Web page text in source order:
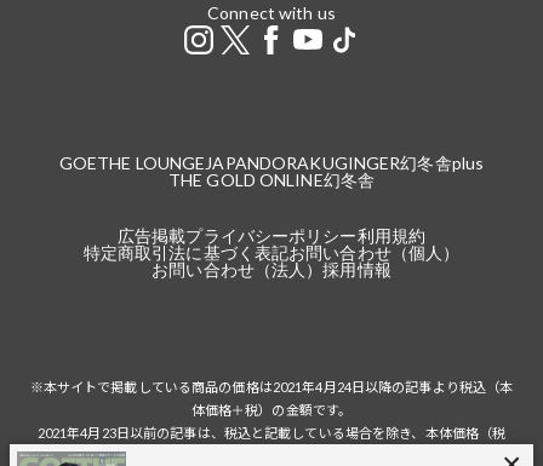
Connect with us
GOETHE LOUNGE JAPANDORAKUGINGER幻冬舎plus
THE GOLD ONLINE幻冬舎
広告掲載プライバシーポリシー利用規約
特定商取引法に基づく表記お問い合わせ（個人）
お問い合わせ（法人）採用情報
※本サイトで掲載している商品の価格は2021年4月24日以降の記事より税込（本
体価格＋税）の金額です。
2021年4月23日以前の記事は、税込と記載している場合を除き、本体価格（税